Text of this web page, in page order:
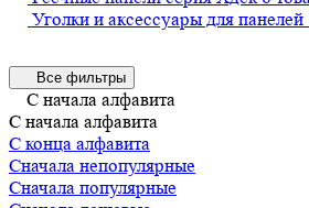
Уголки и аксессуары для панелей
Все фильтры
С начала алфавита
С начала алфавита
С конца алфавита
Сначала непопулярные
Сначала популярные